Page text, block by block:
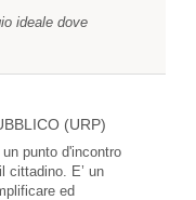
ideale dove
(URP)
punto d'incontro
cittadino. E’ un
ed